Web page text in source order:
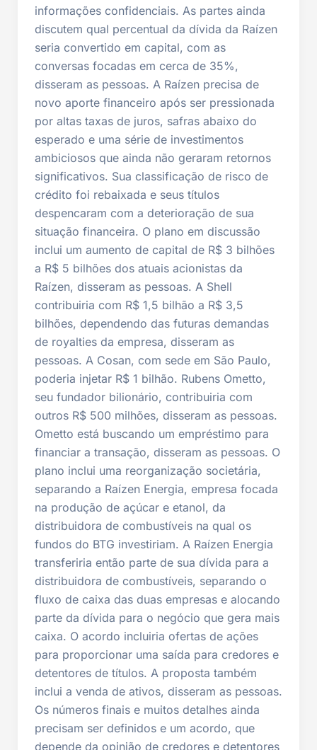
informações confidenciais. As partes ainda
discutem qual percentual da dívida da Raízen
seria convertido em capital, com as
conversas focadas em cerca de 35%,
disseram as pessoas. A Raízen precisa de
novo aporte financeiro após ser pressionada
por altas taxas de juros, safras abaixo do
esperado e uma série de investimentos
ambiciosos que ainda não geraram retornos
significativos. Sua classificação de risco de
crédito foi rebaixada e seus títulos
despencaram com a deterioração de sua
situação financeira. O plano em discussão
inclui um aumento de capital de R$ 3 bilhões
a R$ 5 bilhões dos atuais acionistas da
Raízen, disseram as pessoas. A Shell
contribuiria com R$ 1,5 bilhão a R$ 3,5
bilhões, dependendo das futuras demandas
de royalties da empresa, disseram as
pessoas. A Cosan, com sede em São Paulo,
poderia injetar R$ 1 bilhão. Rubens Ometto,
seu fundador bilionário, contribuiria com
outros R$ 500 milhões, disseram as pessoas.
Ometto está buscando um empréstimo para
financiar a transação, disseram as pessoas. O
plano inclui uma reorganização societária,
separando a Raízen Energia, empresa focada
na produção de açúcar e etanol, da
distribuidora de combustíveis na qual os
fundos do BTG investiriam. A Raízen Energia
transferiria então parte de sua dívida para a
distribuidora de combustíveis, separando o
fluxo de caixa das duas empresas e alocando
parte da dívida para o negócio que gera mais
caixa. O acordo incluiria ofertas de ações
para proporcionar uma saída para credores e
detentores de títulos. A proposta também
inclui a venda de ativos, disseram as pessoas.
Os números finais e muitos detalhes ainda
precisam ser definidos e um acordo, que
depende da opinião de credores e detentores